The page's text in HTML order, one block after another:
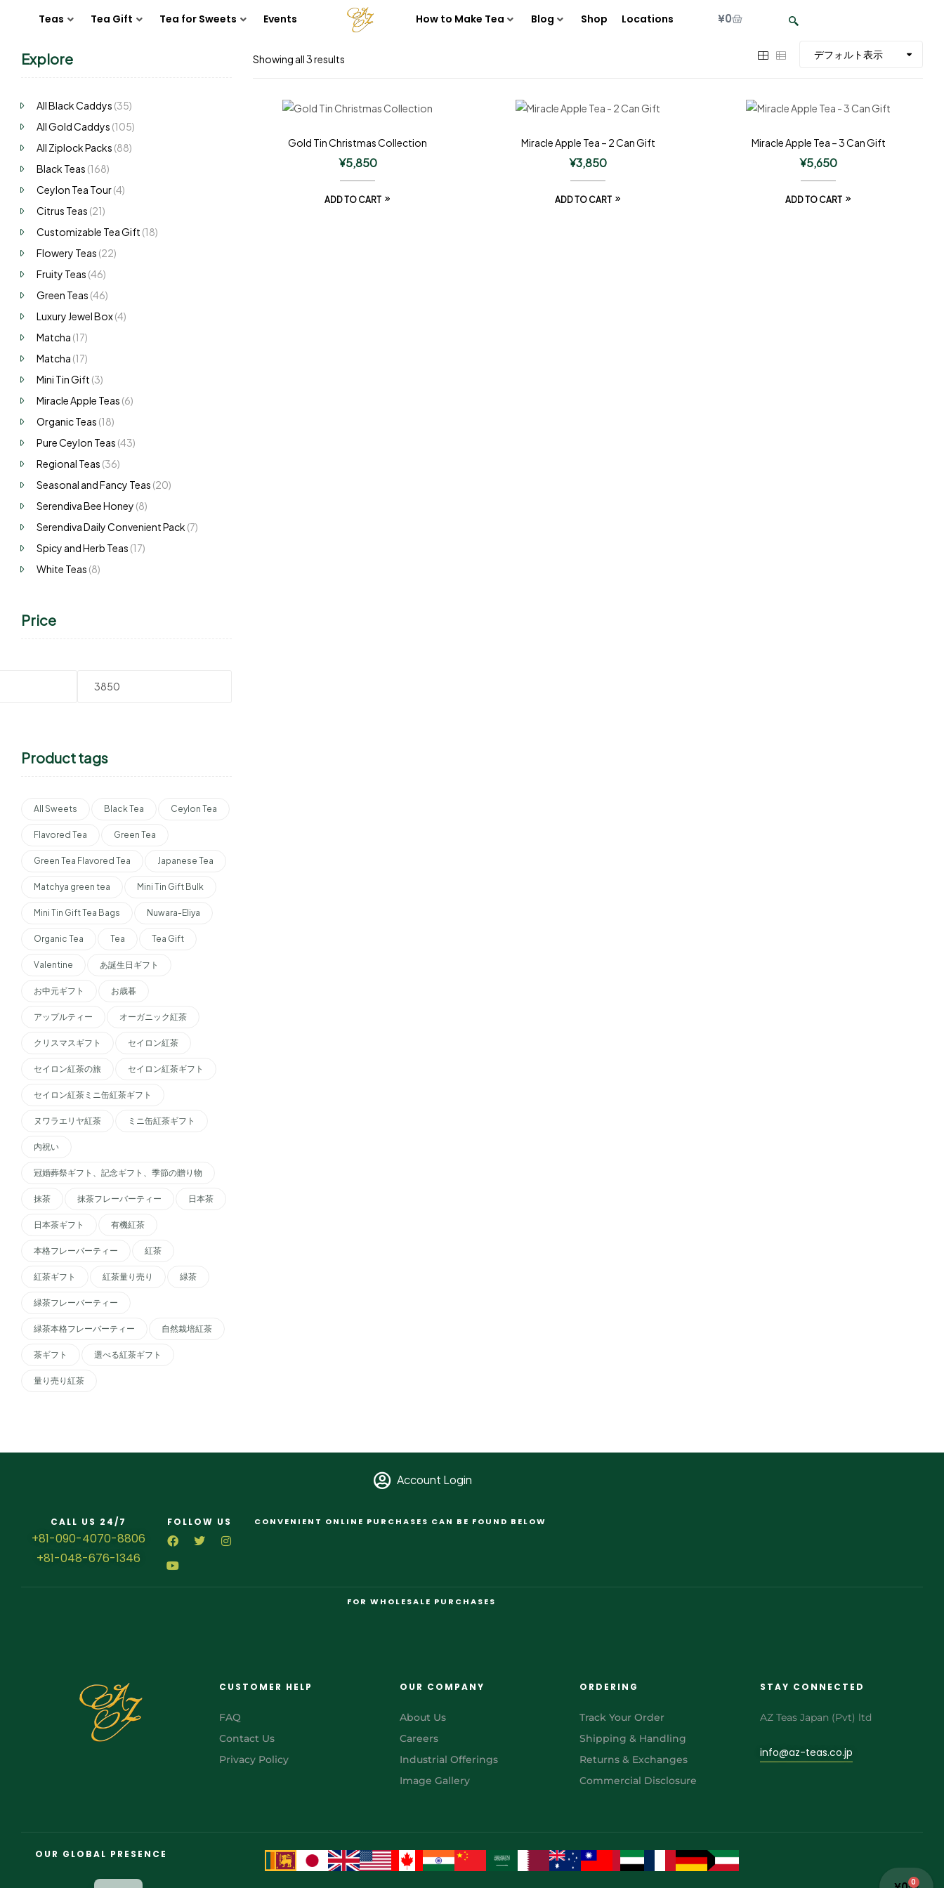
Teas Tea Gift Tea for Sweets Events How to Make Tea Blog Shop Locations ¥0
0
Showing all 3 results
Gold Tin Christmas Collection
¥5,850
ADD TO CART
Miracle Apple Tea – 2 Can Gift
¥3,850
ADD TO CART
Miracle Apple Tea – 3 Can Gift
¥5,650
ADD TO CART
Explore
All Black Caddys (35)
All Gold Caddys (105)
All Ziplock Packs (88)
Black Teas (168)
Ceylon Tea Tour(4)
Citrus Teas (21)
Customizable Tea Gift (18)
Flowery Teas (22)
Fruity Teas (46)
Green Teas (46)
Luxury Jewel Box(4)
Matcha (17)
Matcha (17)
Mini Tin Gift (3)
Miracle Apple Teas (6)
Organic Teas (18)
Pure Ceylon Teas (43)
Regional Teas (36)
Seasonal and Fancy Teas (20)
Serendiva Bee Honey (8)
Serendiva Daily Convenient Pack (7)
Spicy and Herb Teas (17)
White Teas (8)
Price
Product tags
All Sweets Black Tea Ceylon Tea
Flavored Tea Green Tea
Green Tea Flavored Tea Japanese Tea
Matchya green tea Mini Tin Gift Bulk
Mini Tin Gift Tea Bags Nuwara-Eliya
Organic Tea Tea Tea Gift
Valentine あ誕生日ギフト
お中元ギフト お歳暮
アップルティー オーガニック紅茶
クリスマスギフト セイロン紅茶
セイロン紅茶の旅 セイロン紅茶ギフト
セイロン紅茶ミニ缶紅茶ギフト
ヌワラエリヤ紅茶 ミニ缶紅茶ギフト
内祝い
冠婚葬祭ギフト、記念ギフト、季節の贈り物
抹茶 抹茶フレーバーティー 日本茶
日本茶ギフト 有機紅茶
本格フレーバーティー 紅茶
紅茶ギフト 紅茶量り売り 緑茶
緑茶フレーバーティー
緑茶本格フレーバーティー 自然栽培紅茶
茶ギフト 選べる紅茶ギフト
量り売り紅茶
Account Login
CALL US 24/7
+81-090-4070-8806
+81-048-676-1346
FOLLOW US CONVENIENT ONLINE PURCHASES CAN BE FOUND BELOW
FOR WHOLESALE PURCHASES
CUSTOMER HELP
FAQ
Contact Us
Privacy Policy
OUR COMPANY
About Us
Careers
Industrial Offerings
Image Gallery
ORDERING
Track Your Order
Shipping & Handling
Returns & Exchanges
Commercial Disclosure
STAY CONNECTED
AZ Teas Japan (Pvt) ltd
info@az-teas.co.jp
OUR GLOBAL PRESENCE
AR